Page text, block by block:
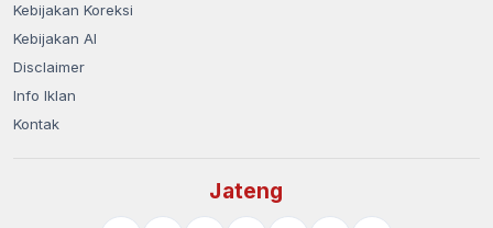
Kebijakan Koreksi
Kebijakan AI
Disclaimer
Info Iklan
Kontak
Jateng